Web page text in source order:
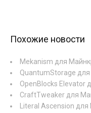
Похожие новости
Mekanism для
QuantumStorage для
OpenBlocks Elevator
CraftTweaker для
Literal Ascension для